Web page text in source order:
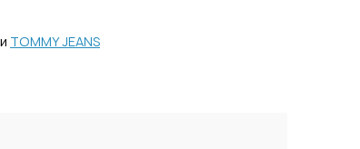
TOMMY JEANS